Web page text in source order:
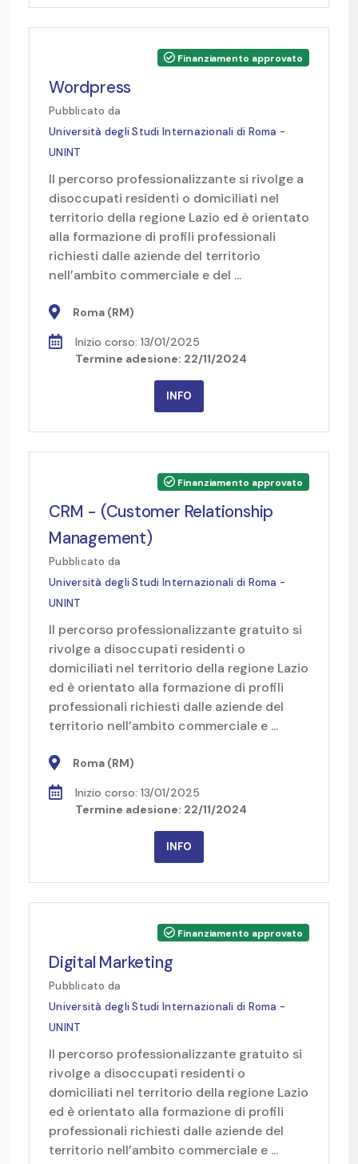
Wordpress
Pubblicato da
Università degli Studi Internazionali di Roma -
UNINT
Finanziamento approvato
Il percorso professionalizzante si rivolge a
disoccupati residenti o domiciliati nel
territorio della regione Lazio ed è orientato
alla formazione di profili professionali
richiesti dalle aziende del territorio
nell’ambito commerciale e del ...
Roma (RM)
Inizio corso: 13/01/2025
Termine adesione: 22/11/2024
INFO
CRM - (Customer Relationship
Management)
Pubblicato da
Università degli Studi Internazionali di Roma -
UNINT
Finanziamento approvato
Il percorso professionalizzante gratuito si
rivolge a disoccupati residenti o
domiciliati nel territorio della regione Lazio
ed è orientato alla formazione di profili
professionali richiesti dalle aziende del
territorio nell’ambito commerciale e ...
Roma (RM)
Inizio corso: 13/01/2025
Termine adesione: 22/11/2024
INFO
Digital Marketing
Pubblicato da
Università degli Studi Internazionali di Roma -
UNINT
Finanziamento approvato
Il percorso professionalizzante gratuito si
rivolge a disoccupati residenti o
domiciliati nel territorio della regione Lazio
ed è orientato alla formazione di profili
professionali richiesti dalle aziende del
territorio nell’ambito commerciale e ...